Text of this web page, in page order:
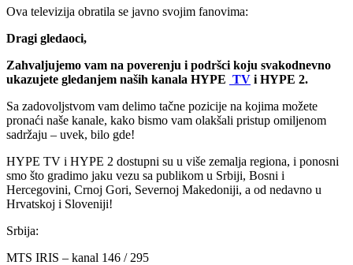
Ova televizija obratila se javno svojim fanovima:
Dragi gledaoci,
Zahvaljujemo vam na poverenju i podršci koju svakodnevno
ukazujete gledanjem naših kanala HYPE TV i HYPE 2.
Sa zadovoljstvom vam delimo tačne pozicije na kojima možete
pronaći naše kanale, kako bismo vam olakšali pristup omiljenom
sadržaju – uvek, bilo gde!
HYPE TV i HYPE 2 dostupni su u više zemalja regiona, i ponosni
smo što gradimo jaku vezu sa publikom u Srbiji, Bosni i
Hercegovini, Crnoj Gori, Severnoj Makedoniji, a od nedavno u
Hrvatskoj i Sloveniji!
Srbija:
MTS IRIS – kanal 146 / 295